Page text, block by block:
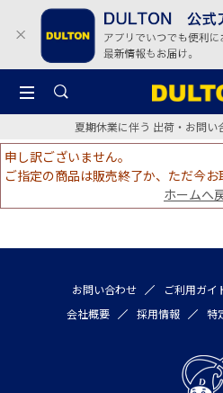
夏期休業に伴う 出荷・お問い
申し訳ございません。
ご指定の商品は販売終了か、ただ今お
ホームへ
お問い合わせ ご利用ガイ
会社概要
採用情報 特